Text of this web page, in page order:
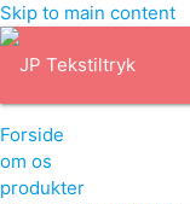
Skip to main content
Forside
om os
produkter